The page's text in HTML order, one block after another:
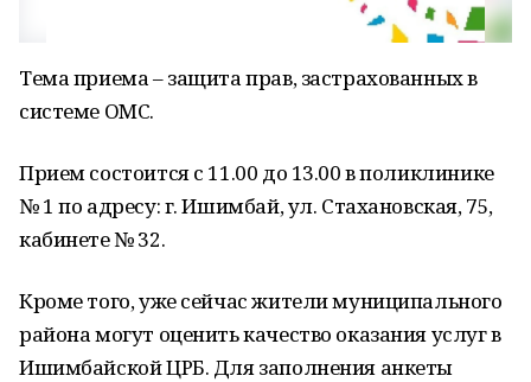
Тема приема – защита прав, застрахованных в
системе ОМС.
Прием состоится с 11.00 до 13.00 в поликлинике
№ 1 по адресу: г. Ишимбай, ул. Стахановская, 75,
кабинете № 32.
Кроме того, уже сейчас жители муниципального
района могут оценить качество оказания услуг в
Ишимбайской ЦРБ. Для заполнения анкеты